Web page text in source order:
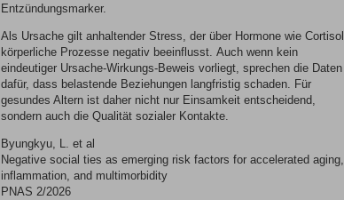
Entzündungsmarker.
Als Ursache gilt anhaltender Stress, der über Hormone wie Cortisol
körperliche Prozesse negativ beeinflusst. Auch wenn kein
eindeutiger Ursache-Wirkungs-Beweis vorliegt, sprechen die Daten
dafür, dass belastende Beziehungen langfristig schaden. Für
gesundes Altern ist daher nicht nur Einsamkeit entscheidend,
sondern auch die Qualität sozialer Kontakte.
Byungkyu, L. et al
Negative social ties as emerging risk factors for accelerated aging,
inflammation, and multimorbidity
PNAS 2/2026